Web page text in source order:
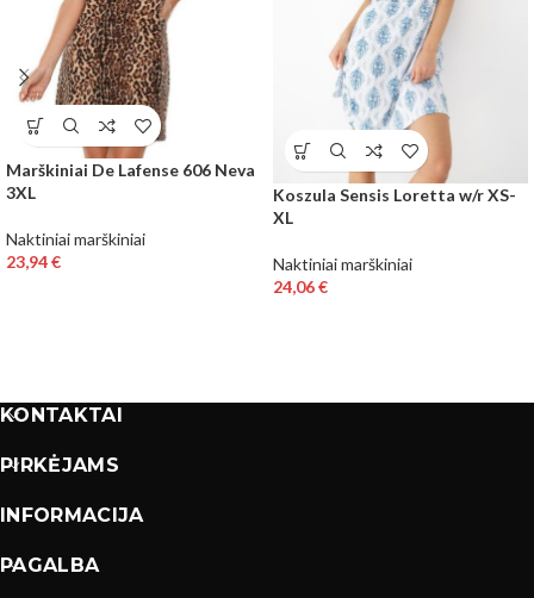
Marškiniai De Lafense 606 Neva
3XL
Naktiniai marškiniai
23,94€
Koszula Sensis Loretta w/r XS-
XL
Naktiniai marškiniai
24,06€
KONTAKTAI
PIRKĖJAMS
INFORMACIJA
PAGALBA